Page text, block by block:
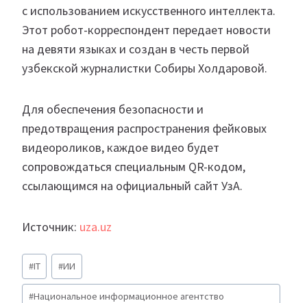
с использованием искусственного интеллекта.
Этот робот-корреспондент передает новости
на девяти языках и создан в честь первой
узбекской журналистки Собиры Холдаровой.
Для обеспечения безопасности и
предотвращения распространения фейковых
видеороликов, каждое видео будет
сопровождаться специальным QR-кодом,
ссылающимся на официальный сайт УзА.
Источник: uza.uz
Метки
записи:
#IT #ИИ
#Национальное информационное агентство